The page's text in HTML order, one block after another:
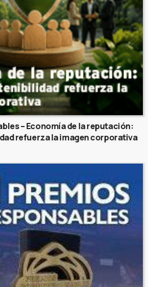
– Economía de la reputación:
refuerza la imagen corporativa